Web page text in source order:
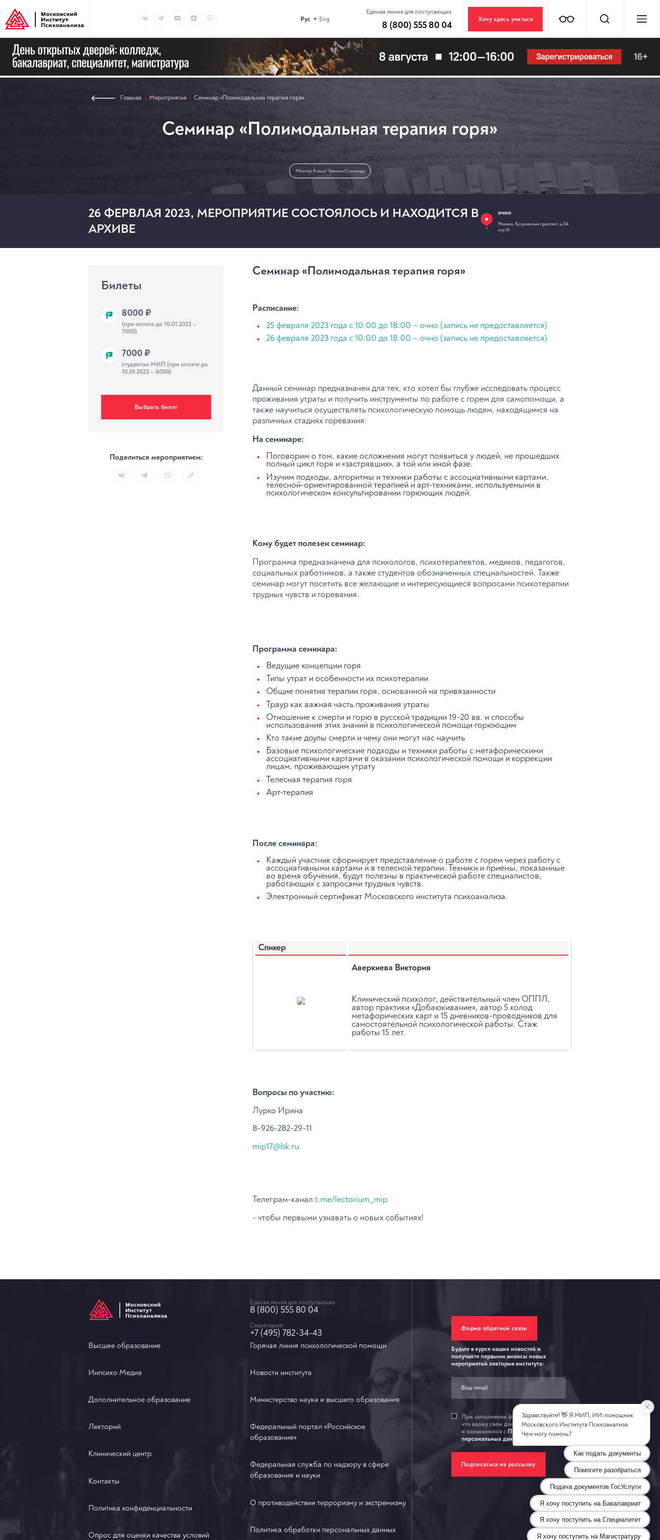
Рус • Eng
Единая линия для поступающих
8 (800) 555 80 04
Хочу здесь учиться
Главная Мероприятия Семинар «Полимодальная терапия горя»
Семинар «Полимодальная терапия горя»
Мастер-Класс/ Тренинг/Семинар
26 ФЕРВЛАЯ 2023, МЕРОПРИЯТИЕ СОСТОЯЛОСЬ И НАХОДИТСЯ В
АРХИВЕ
очно
Москва, Кутузовский проспект, д.34,
стр.14
Билеты
8000 ₽
(при оплате до 10.01.2023 –
7000)
7000 ₽
студентам МИП (при оплате до
10.01.2023 – 6000)
Выбрать билет
Поделиться мероприятием:
Семинар «Полимодальная терапия горя»
Расписание:
25 февраля 2023 года с 10:00 до 18:00 – очно (запись не предоставляется)
26 февраля 2023 года с 10:00 до 18:00 – очно (запись не предоставляется)
Данный семинар предназначен для тех, кто хотел бы глубже исследовать процесс
проживания утраты и получить инструменты по работе с горем для самопомощи, а
также научиться осуществлять психологическую помощь людям, находящимся на
различных стадиях горевания.
На семинаре:
Поговорим о том, какие осложнения могут появиться у людей, не прошедших
полный цикл горя и «застрявших», а той или иной фазе.
Изучим подходы, алгоритмы и техники работы с ассоциативными картами,
телесной-ориентированной терапией и арт-техниками, используемыми в
психологическом консультировании горюющих людей.
Кому будет полезен семинар:
Программа предназначена для психологов, психотерапевтов, медиков, педагогов,
социальных работников, а также студентов обозначенных специальностей. Также
семинар могут посетить все желающие и интересующиеся вопросами психотерапии
трудных чувств и горевания.
Программа семинара:
Ведущие концепции горя
Типы утрат и особенности их психотерапии
Общие понятия терапии горя, основанной на привязанности
Траур как важная часть проживания утраты
Отношение к смерти и горю в русской традиции 19-20 вв. и способы
использования этих знаний в психологической помощи горюющим
Кто такие доулы смерти и чему они могут нас научить
Базовые психологические подходы и техники работы с метафорическими
ассоциативными картами в оказании психологической помощи и коррекции
лицам, проживающим утрату
Телесная терапия горя
Арт-терапия
После семинара:
Каждый участник сформирует представление о работе с горем через работу с
ассоциативными картами и в телесной терапии. Техники и приемы, показанные
во время обучения, будут полезны в практической работе специалистов,
работающих с запросами трудных чувств.
Электронный сертификат Московского института психоанализа.
Спикер
Аверкиева Виктория
Клинический психолог, действительный член ОППЛ,
автор практики «Добаюкивание», автор 5 колод
метафорических карт и 15 дневников-проводников для
самостоятельной психологической работы. Стаж
работы 15 лет.
Вопросы по участию:
Лурко Ирина
8-926-282-29-11
mip17@bk.ru
Телеграм-каналt.me/lectorium_mip
- чтобы первыми узнавать о новых событиях!
Единая линия для поступающих
8 (800) 555 80 04
Секретариат
+7 (495) 782-34-43
Высшее образование
Инпсихо Медиа
Дополнительное образование
Лекторий
Клинический центр
Контакты
Политика конфиденциальности
Опрос для оценки качества условий
Горячая линия психологической помощи
Новости института
Министерство науки и высшего образования
Федеральный портал «Российское
образование»
Федеральная служба по надзору в сфере
образования и науки
О противодействии терроризму и экстремизму
Политика обработки персональных данных
Форма обратной связи
Будьте в курсе наших новостей и
получайте первыми анонсы новых
мероприятий лектория института:
При заполнении формы я подтверждаю,
что ввожу свои данные добровольно
и ознакомился c Правилами обработки
персональных данный